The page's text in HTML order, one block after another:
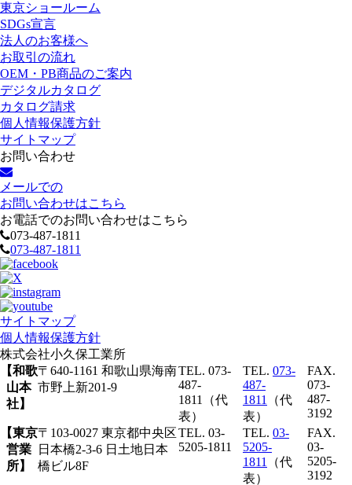
東京ショールーム
SDGs宣言
法人のお客様へ
お取引の流れ
OEM・PB商品のご案内
デジタルカタログ
カタログ請求
個人情報保護方針
サイトマップ
お問い合わせ
メールでの
お問い合わせはこちら
お電話でのお問い合わせはこちら
073-487-1811
073-487-1811
サイトマップ
個人情報保護方針
株式会社小久保工業所
【和歌
山本
社】
〒640-1161 和歌山県海南
市野上新201-9
TEL. 073-
487-
1811（代
表）
TEL. 073-
487-
1811
（代
表）
FAX.
073-
487-
3192
【東京
営業
所】
〒103-0027 東京都中央区
日本橋2-3-6 日土地日本
橋ビル8F
TEL. 03-
5205-1811
TEL. 03-
5205-
1811
（代
表）
FAX.
03-
5205-
3192